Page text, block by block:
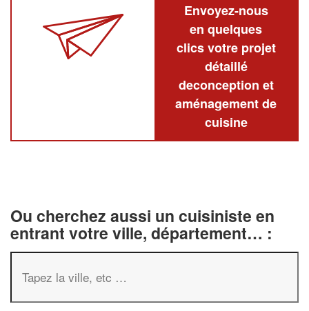
Envoyez-nous
en quelques
clics votre projet
détaillé
deconception et
aménagement de
cuisine
Ou cherchez aussi un cuisiniste en
entrant votre ville, département… :